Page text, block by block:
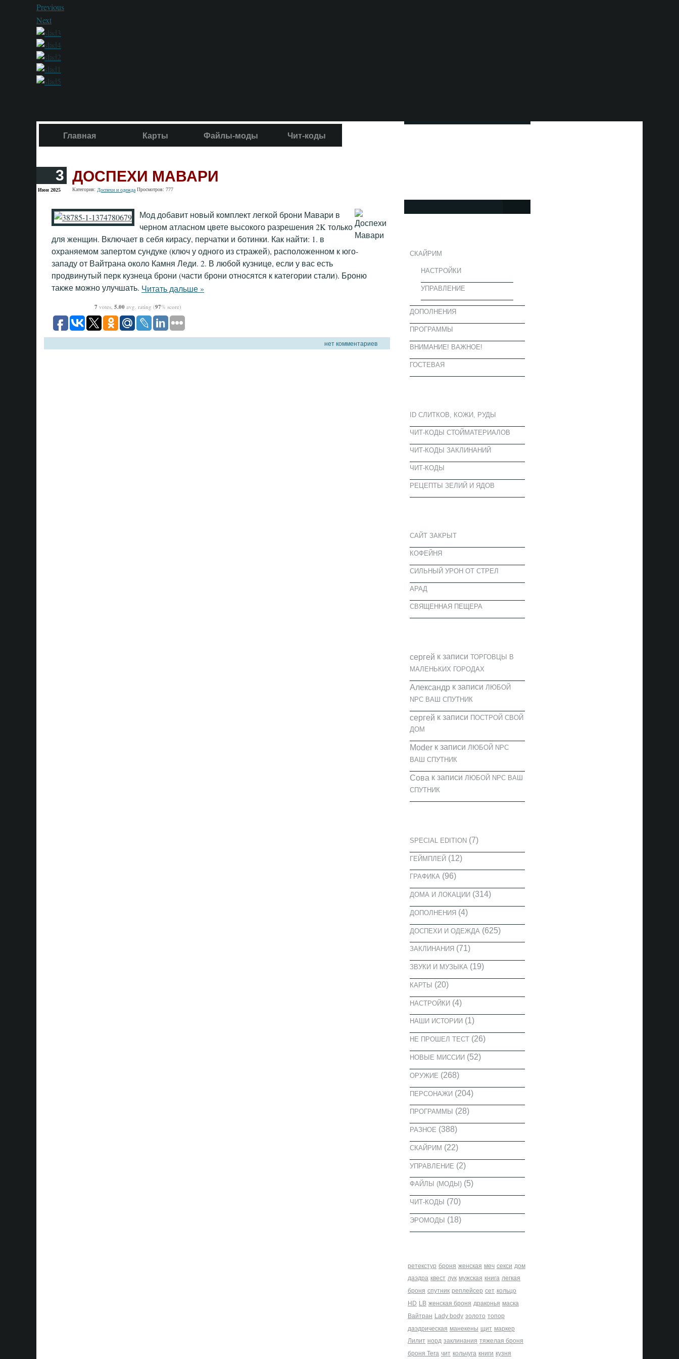
Previous
Next
Главная Карты Файлы-моды Чит-коды
Мод добавит новый комплект легкой брони Мавари в
черном атласном цвете высокого разрешения 2K только
для женщин. Включает в себя кирасу, перчатки и ботинки. Как найти: 1. в
охраняемом запертом сундуке (ключ у одного из стражей), расположенном к юго-
западу от Вайтрана около Камня Леди. 2. В любой кузнице, если у вас есть
продвинутый перк кузнеца брони (части брони относятся к категории стали). Броню
также можно улучшать. Читать дальше »
7 votes, 5.00 avg. rating (97% score)
нет комментариев
3
Июн 2025
ДОСПЕХИ МАВАРИ
Категория: Доспехи и одежда Просмотров: 777
СКАЙРИМ
НАСТРОЙКИ
УПРАВЛЕНИЕ
ДОПОЛНЕНИЯ
ПРОГРАММЫ
ВНИМАНИЕ! ВАЖНОЕ!
ГОСТЕВАЯ
ID СЛИТКОВ, КОЖИ, РУДЫ
ЧИТ-КОДЫ СТОЙМАТЕРИАЛОВ
ЧИТ-КОДЫ ЗАКЛИНАНИЙ
ЧИТ-КОДЫ
РЕЦЕПТЫ ЗЕЛИЙ И ЯДОВ
САЙТ ЗАКРЫТ
КОФЕЙНЯ
CИЛЬНЫЙ УРОН ОТ СТРЕЛ
АРАД
СВЯЩЕННАЯ ПЕЩЕРА
cергей к записи ТОРГОВЦЫ В
МАЛЕНЬКИХ ГОРОДАХ
Александрк записи ЛЮБОЙ
NPC ВАШ СПУТНИК
cергей к записи ПОСТРОЙ СВОЙ
ДОМ
Moderк записи ЛЮБОЙ NPC
ВАШ СПУТНИК
Сова к записи ЛЮБОЙ NPC ВАШ
СПУТНИК
SPECIAL EDITION(7)
ГЕЙМПЛЕЙ(12)
ГРАФИКА (96)
ДОМА И ЛОКАЦИИ(314)
ДОПОЛНЕНИЯ(4)
ДОСПЕХИ И ОДЕЖДА (625)
ЗАКЛИНАНИЯ(71)
ЗВУКИ И МУЗЫКА (19)
КАРТЫ (20)
НАСТРОЙКИ(4)
НАШИ ИСТОРИИ(1)
НЕ ПРОШЕЛ ТЕСТ(26)
НОВЫЕ МИССИИ(52)
ОРУЖИЕ (268)
ПЕРСОНАЖИ(204)
ПРОГРАММЫ (28)
РАЗНОЕ (388)
СКАЙРИМ (22)
УПРАВЛЕНИЕ (2)
ФАЙЛЫ (МОДЫ)(5)
ЧИТ-КОДЫ (70)
ЭРОМОДЫ (18)
ретекстур броня женская меч секси дом
даэдра квест лук мужская книга легкая
броня спутник реплейсер сет кольцо
HD LB женская броня драконья маска
Вайтран Lady body золото топор
даэдрическая манекены щит маркер
Лилит норд заклинания тяжелая броня
броня Tera чит кольчуга книги кузня